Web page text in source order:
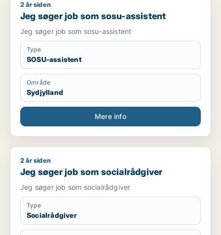
Jeg søger job som sosu-assistent
2 år siden
Jeg søger job som sosu-assistent
Jeg søger job som sosu-assistent
Type
SOSU-assistent
Område
Sydjylland
Mere info
Jeg søger job som socialrådgiver
2 år siden
Jeg søger job som socialrådgiver
Jeg søger job som socialrådgiver
Type
Socialrådgiver